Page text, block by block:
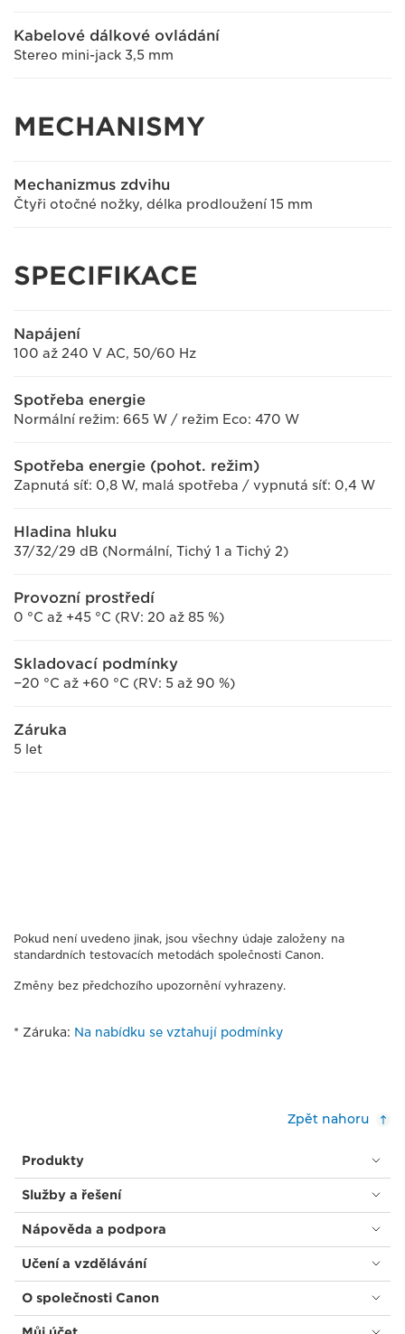
Kabelové dálkové ovládání
Stereo mini-jack 3,5 mm
MECHANISMY
Mechanizmus zdvihu
Čtyři otočné nožky, délka prodloužení 15 mm
SPECIFIKACE
Napájení
100 až 240 V AC, 50/60 Hz
Spotřeba energie
Normální režim: 665 W / režim Eco: 470 W
Spotřeba energie (pohot. režim)
Zapnutá síť: 0,8 W, malá spotřeba / vypnutá síť: 0,4 W
Hladina hluku
37/32/29 dB (Normální, Tichý 1 a Tichý 2)
Provozní prostředí
0 °C až +45 °C (RV: 20 až 85 %)
Skladovací podmínky
−20 °C až +60 °C (RV: 5 až 90 %)
Záruka
5 let
Pokud není uvedeno jinak, jsou všechny údaje založeny na
standardních testovacích metodách společnosti Canon.
Změny bez předchozího upozornění vyhrazeny.
* Záruka: Na nabídku se vztahují podmínky
Zpět nahoru
Produkty
Služby a řešení
Nápověda a podpora
Učení a vzdělávání
O společnosti Canon